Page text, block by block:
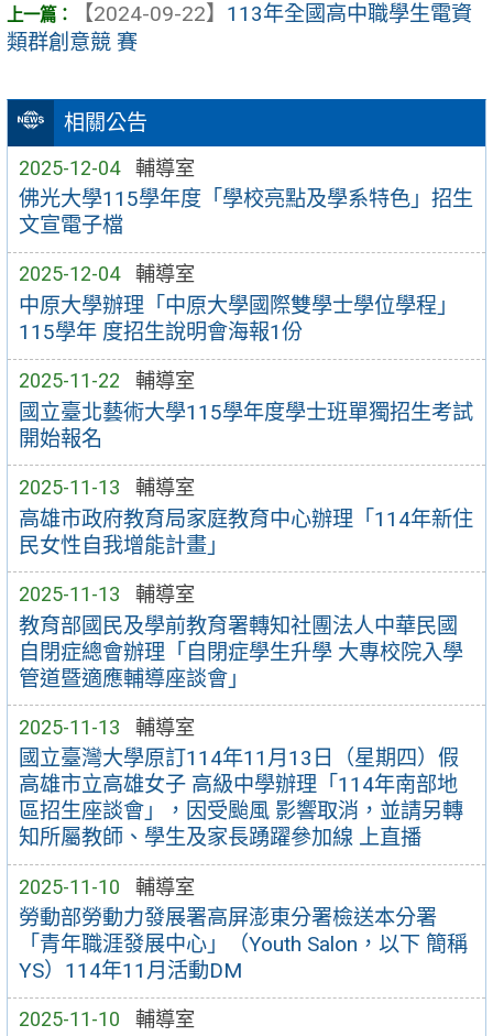
相關公告
2025-12-04 輔導室
佛光大學115學年度「學校亮點及學系特色」招生
文宣電子檔
2025-12-04 輔導室
中原大學辦理「中原大學國際雙學士學位學程」
115學年 度招生說明會海報1份
2025-11-22 輔導室
國立臺北藝術大學115學年度學士班單獨招生考試
開始報名
2025-11-13 輔導室
高雄市政府教育局家庭教育中心辦理「114年新住
民女性自我增能計畫」
2025-11-13 輔導室
教育部國民及學前教育署轉知社團法人中華民國
自閉症總會辦理「自閉症學生升學 大專校院入學
管道暨適應輔導座談會」
2025-11-13 輔導室
國立臺灣大學原訂114年11月13日（星期四）假
高雄市立高雄女子 高級中學辦理「114年南部地
區招生座談會」，因受颱風 影響取消，並請另轉
知所屬教師、學生及家長踴躍參加線 上直播
2025-11-10 輔導室
勞動部勞動力發展署高屏澎東分署檢送本分署
「青年職涯發展中心」（Youth Salon，以下 簡稱
YS）114年11月活動DM
2025-11-10 輔導室
【2024-09-22】 113年全國高中職學生電資
類群創意競 賽